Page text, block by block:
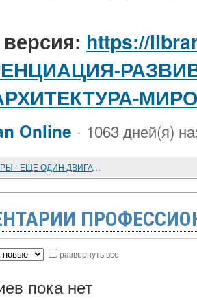
https://
Online · 1063 дней(я)
ДЕПОЗИТЫ ДИАСПОРЫ - ЕЩЕ ОДИН ДВИГАТЕЛЬ ЭКОНОМИКИ ИНДИИ
развернуть все
пока нет